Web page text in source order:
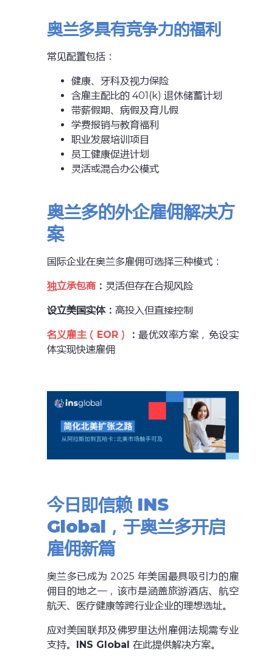
奥兰多具有竞争力的福利
常见配置包括：
健康、牙科及视力保险
含雇主配比的 401(k) 退休储蓄计划
带薪假期、病假及育儿假
学费报销与教育福利
职业发展培训项目
员工健康促进计划
灵活或混合办公模式
奥兰多的外企雇佣解决方
案
国际企业在奥兰多雇佣可选择三种模式：
独立承包商： 灵活但存在合规风险
设立美国实体： 高投入但直接控制
名义雇主（EOR） ：最优效率方案，免设实
体实现快速雇佣
今日即信赖 INS
Global，于奥兰多开启
雇佣新篇
奥兰多已成为 2025 年美国最具吸引力的雇
佣目的地之一，该市是涵盖旅游酒店、航空
航天、医疗健康等跨行业企业的理想选址。
应对美国联邦及佛罗里达州雇佣法规需专业
支持。 INS Global 在此提供解决方案。